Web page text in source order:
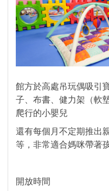
館方於高處吊玩偶吸引
子、布書、健力架（軟
爬行的小嬰兒
還有每個月不定期推出
等，非常適合媽咪帶著
開放時間